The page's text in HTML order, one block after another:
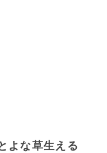
よな草生える